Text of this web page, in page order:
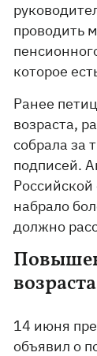
проводить
которое
Ранее
возраста,
собрала за
подписей.
набрало
должно
14 июня
объявил о